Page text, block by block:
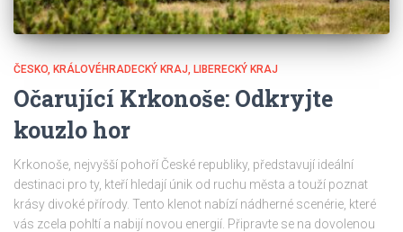
ČESKO KRÁLOVÉHRADECKÝ KRAJ LIBERECKÝ KRAJ
Očarující Krkonoše: Odkryjte
kouzlo hor
Krkonoše, nejvyšší pohoří České republiky, představují ideální
destinaci pro ty, kteří hledají únik od ruchu města a touží poznat
krásy divoké přírody. Tento klenot nabízí nádherné scenérie, které
vás zcela pohltí a nabijí novou energií. Připravte se na dovolenou